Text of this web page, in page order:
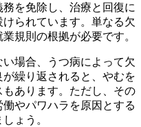
を免除し、治療と回復に
られています。単なる欠
規則の根拠が必要です。
場合、うつ病によって欠
繰り返されると、やむを
あります。ただし、その
やパワハラを原因とする
ょう。